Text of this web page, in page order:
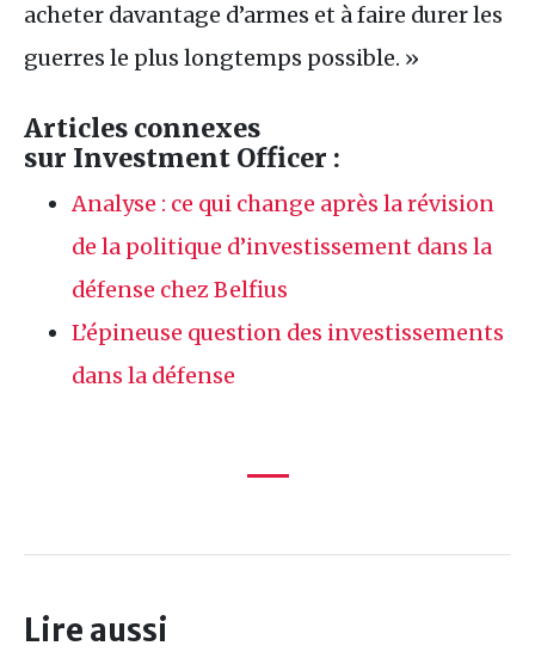
acheter davantage d’armes et à faire durer les
guerres le plus longtemps possible. »
Articles connexes
sur Investment Officer :
Analyse : ce qui change après la révision
de la politique d’investissement dans la
défense chez Belfius
L’épineuse question des investissements
dans la défense
Lire aussi